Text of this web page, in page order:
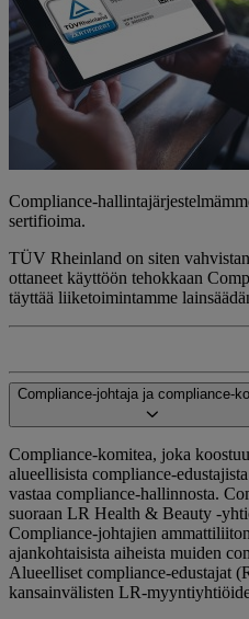
Compliance-
sertifioima.
TÜV Rheinland on siten
ottaneet käyttöön tehokkaan
täyttää liiketoimintamme
Compliance-johtaja ja compliance-
Compliance-komitea, joka
alueellisista compliance-
vastaa compliance-hallinnosta.
suoraan LR Health & Beauty -
Compliance-johtajien
ajankohtaisista aiheista muiden
Alueelliset compliance-edustajat
kansainvälisten LR-